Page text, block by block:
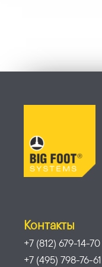
Контакты
+7 (812) 679-14-
+7 (495) 798-76-